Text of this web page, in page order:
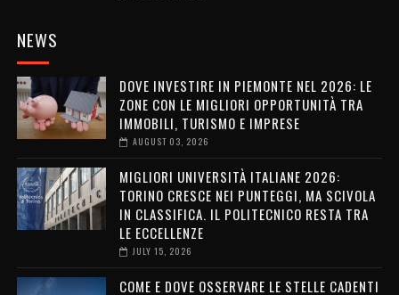
NEWS
DOVE INVESTIRE IN PIEMONTE NEL 2026: LE
ZONE CON LE MIGLIORI OPPORTUNITÀ TRA
IMMOBILI, TURISMO E IMPRESE
AUGUST 03, 2026
MIGLIORI UNIVERSITÀ ITALIANE 2026:
TORINO CRESCE NEI PUNTEGGI, MA SCIVOLA
IN CLASSIFICA. IL POLITECNICO RESTA TRA
LE ECCELLENZE
JULY 15, 2026
COME E DOVE OSSERVARE LE STELLE CADENTI